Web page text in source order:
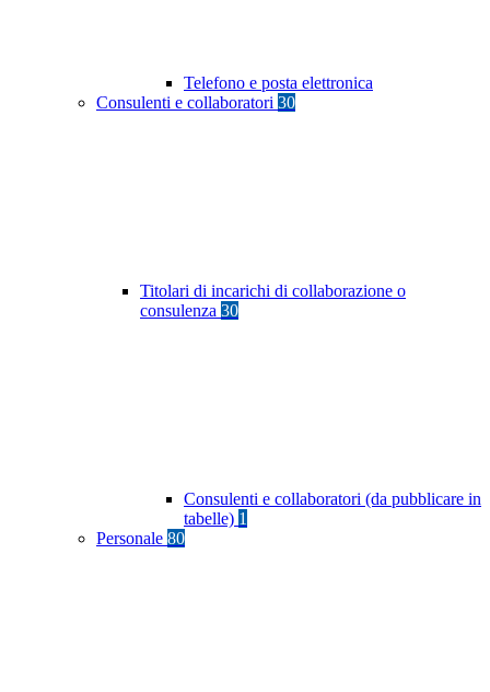
Telefono e posta elettronica
Consulenti e collaboratori 30
Titolari di incarichi di collaborazione o
consulenza 30
Consulenti e collaboratori (da pubblicare in
tabelle) 1
Personale 80